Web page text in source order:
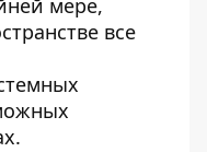
мере,
все